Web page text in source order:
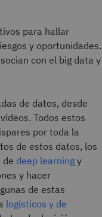
para hallar
y oportunidades.
con el big data y
de datos, desde
Todos estos
por toda la
de estos datos, los
de deep learning y
y hacer
de estas
logísticos y de